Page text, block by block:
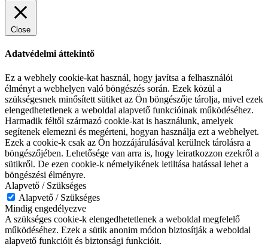
Close
Adatvédelmi áttekintő
Ez a webhely cookie-kat használ, hogy javítsa a felhasználói
élményt a webhelyen való böngészés során. Ezek közül a
szükségesnek minősített sütiket az Ön böngészője tárolja, mivel ezek
elengedhetetlenek a weboldal alapvető funkcióinak működéséhez.
Harmadik féltől származó cookie-kat is használunk, amelyek
segítenek elemezni és megérteni, hogyan használja ezt a webhelyet.
Ezek a cookie-k csak az Ön hozzájárulásával kerülnek tárolásra a
böngészőjében. Lehetősége van arra is, hogy leiratkozzon ezekről a
sütikről. De ezen cookie-k némelyikének letiltása hatással lehet a
böngészési élményre.
Alapvető / Szükséges
Alapvető / Szükséges
Mindig engedélyezve
A szükséges cookie-k elengedhetetlenek a weboldal megfelelő
működéséhez. Ezek a sütik anonim módon biztosítják a weboldal
alapvető funkcióit és biztonsági funkcióit.